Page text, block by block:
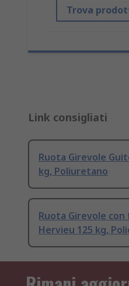
Trova
Link consigliati
Ruota Girevole
kg, Poliuretano
Ruota Girevole
Hervieu 125 kg,